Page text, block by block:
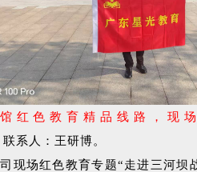
红色教育精品线路，现
联系人： 王研博。
现场红色教育专题“走进三河坝